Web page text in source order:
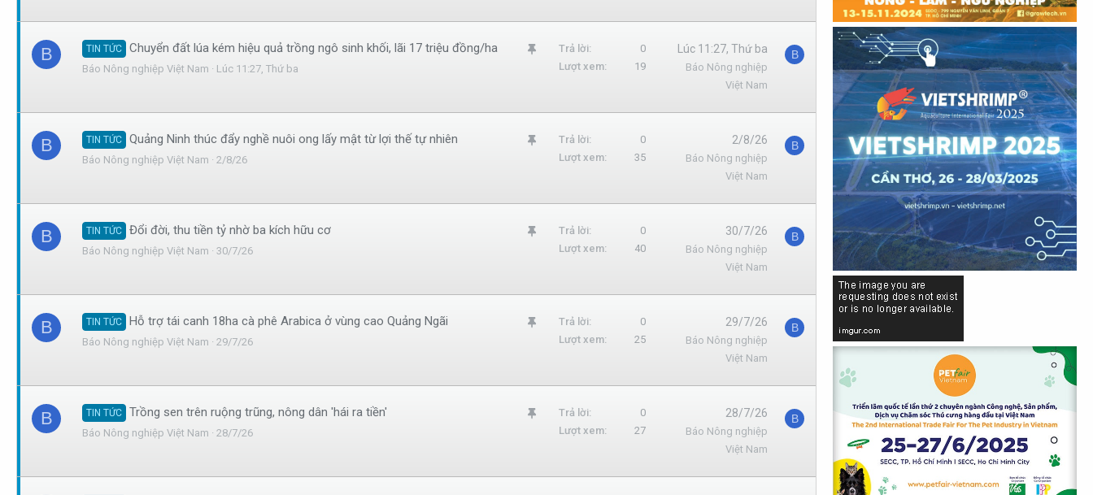
m
B
G
m
TIN TỨC Chuyển đất lúa kém hiệu quả trồng ngô sinh khối, lãi 17 triệu đồng/ha
Báo Nông nghiệp Việt Nam Lúc 11:27, Thứ ba
Trả lời
0
Lượt xem
19
Lúc 11:27, Thứ ba
Báo Nông nghiệp
Việt Nam
B
B
G
m
TIN TỨC Quảng Ninh thúc đẩy nghề nuôi ong lấy mật từ lợi thế tự nhiên
Báo Nông nghiệp Việt Nam 2/8/26
Trả lời
0
Lượt xem
35
2/8/26
Báo Nông nghiệp
Việt Nam
B
B
G
m
TIN TỨC Đổi đời, thu tiền tỷ nhờ ba kích hữu cơ
Báo Nông nghiệp Việt Nam 30/7/26
Trả lời
0
Lượt xem
40
30/7/26
Báo Nông nghiệp
Việt Nam
B
B
G
m
TIN TỨC Hỗ trợ tái canh 18ha cà phê Arabica ở vùng cao Quảng Ngãi
Báo Nông nghiệp Việt Nam 29/7/26
Trả lời
0
Lượt xem
25
29/7/26
Báo Nông nghiệp
Việt Nam
B
B
G
m
TIN TỨC Trồng sen trên ruộng trũng, nông dân 'hái ra tiền'
Báo Nông nghiệp Việt Nam 28/7/26
Trả lời
0
Lượt xem
27
28/7/26
Báo Nông nghiệp
Việt Nam
B